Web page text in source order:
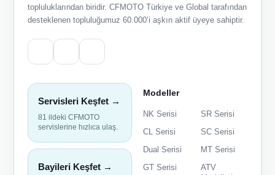
topluluklarından biridir. CFMOTO Türkiye ve Global tarafından
desteklenen topluluğumuz 60.000’i aşkın aktif üyeye sahiptir.
Servisleri Keşfet →
81 ildeki CFMOTO
servislerine hızlıca ulaş.
Bayileri Keşfet →
Modeller
NK Serisi
SR Serisi
CL Serisi
SC Serisi
Dual Serisi
MT Serisi
GT Serisi
ATV